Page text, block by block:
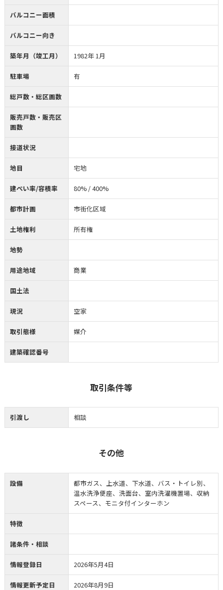
バルコニー面積
バルコニー向き
築年月（竣工月） 1982年 1月
駐車場 有
総戸数・総区画数
販売戸数・販売区
画数
接道状況
地目 宅地
建ぺい率/容積率 80% / 400%
都市計画 市街化区域
土地権利 所有権
地勢
用途地域 商業
国土法
現況 空家
取引態様 媒介
建築確認番号
取引条件等
引渡し 相談
その他
設備
都市ガス、上水道、下水道、バス・トイレ別、
温水洗浄便座、洗面台、室内洗濯機置場、収納
スペース、モニタ付インターホン
特徴
諸条件・相談
情報登録日 2026年5月4日
情報更新予定日 2026年8月9日